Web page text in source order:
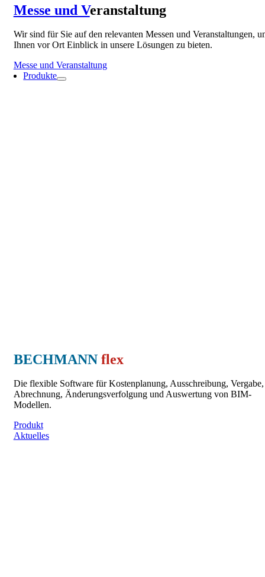
Messe und Veranstaltung
Wir sind für Sie auf den relevanten Messen und Veranstaltungen,
Ihnen vor Ort Einblick in unsere Lösungen zu bieten.
Messe und Veranstaltung
Produkte
BECHMANN flex
Die flexible Software für Kostenplanung, Ausschreibung, Vergabe,
Abrechnung, Änderungsverfolgung und Auswertung von BIM-
Modellen.
Produkt
Aktuelles